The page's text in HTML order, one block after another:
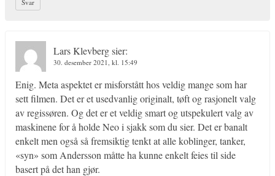
Svar
Lars Klevbergsier:
30. desember 2021, kl. 15:49
Enig. Meta aspektet er misforstått hos veldig mange som har
sett filmen. Det er et usedvanlig originalt, tøft og rasjonelt valg
av regissøren. Og det er et veldig smart og utspekulert valg av
maskinene for å holde Neo i sjakk som du sier. Det er banalt
enkelt men også så fremsiktig tenkt at alle koblinger, tanker,
«syn» som Andersson måtte ha kunne enkelt feies til side
basert på det han gjør.